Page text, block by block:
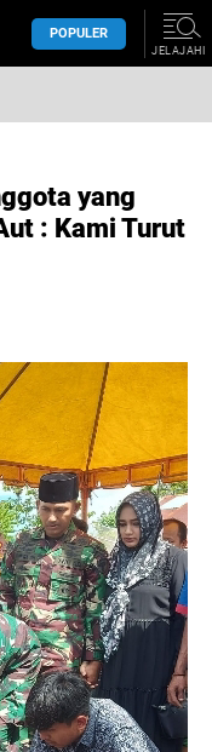
POPULER
JELAJAHI
yang
: Kami Turut